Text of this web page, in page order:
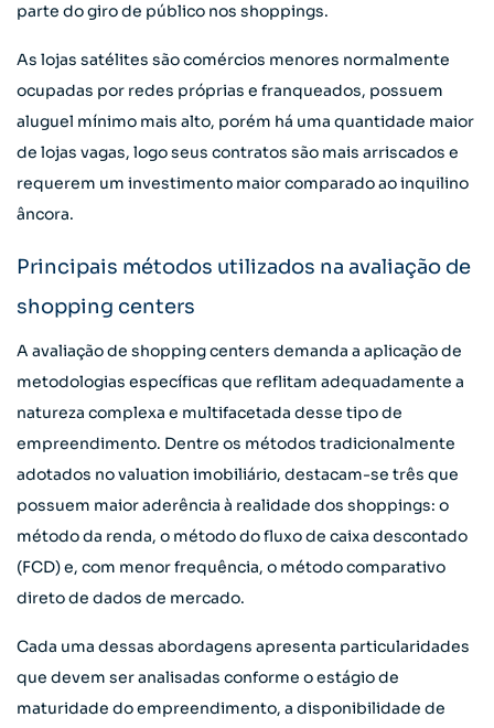
parte do giro de público nos shoppings.
As lojas satélites são comércios menores normalmente
ocupadas por redes próprias e franqueados, possuem
aluguel mínimo mais alto, porém há uma quantidade maior
de lojas vagas, logo seus contratos são mais arriscados e
requerem um investimento maior comparado ao inquilino
âncora.
Principais métodos utilizados na avaliação de
shopping centers
A avaliação de shopping centers demanda a aplicação de
metodologias específicas que reflitam adequadamente a
natureza complexa e multifacetada desse tipo de
empreendimento. Dentre os métodos tradicionalmente
adotados no valuation imobiliário, destacam-se três que
possuem maior aderência à realidade dos shoppings: o
método da renda, o método do fluxo de caixa descontado
(FCD) e, com menor frequência, o método comparativo
direto de dados de mercado.
Cada uma dessas abordagens apresenta particularidades
que devem ser analisadas conforme o estágio de
maturidade do empreendimento, a disponibilidade de